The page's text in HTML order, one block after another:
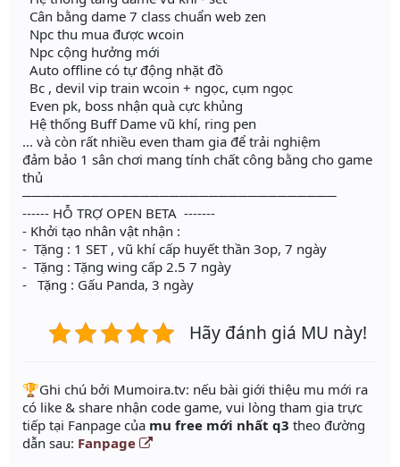
Cân bằng dame 7 class chuẩn web zen
Npc thu mua được wcoin
Npc cộng hưởng mới
Auto offline có tự động nhặt đồ
Bc , devil vip train wcoin + ngọc, cụm ngọc
Even pk, boss nhận quà cực khủng
Hệ thống Buff Dame vũ khí, ring pen
... và còn rất nhiều even tham gia để trải nghiệm
đảm bảo 1 sân chơi mang tính chất công bằng cho game
thủ
────────────────────────────────
------ HỖ TRỢ OPEN BETA -------
- Khởi tạo nhân vật nhận :
- Tặng : 1 SET , vũ khí cấp huyết thần 3op, 7 ngày
- Tặng : Tặng wing cấp 2.5 7 ngày
- Tặng : Gấu Panda, 3 ngày
Hãy đánh giá MU này!
️🏆Ghi chú bởi Mumoira.tv: nếu bài giới thiệu mu mới ra
có like & share nhận code game, vui lòng tham gia trực
tiếp tại Fanpage của mu free mới nhất q3 theo đường
dẫn sau: Fanpage